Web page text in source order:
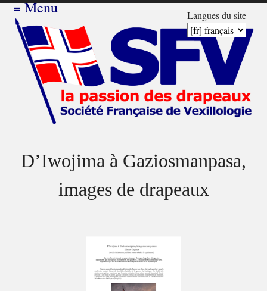
Langues du site
≡Menu
D’Iwojima à Gaziosmanpasa,
images de drapeaux